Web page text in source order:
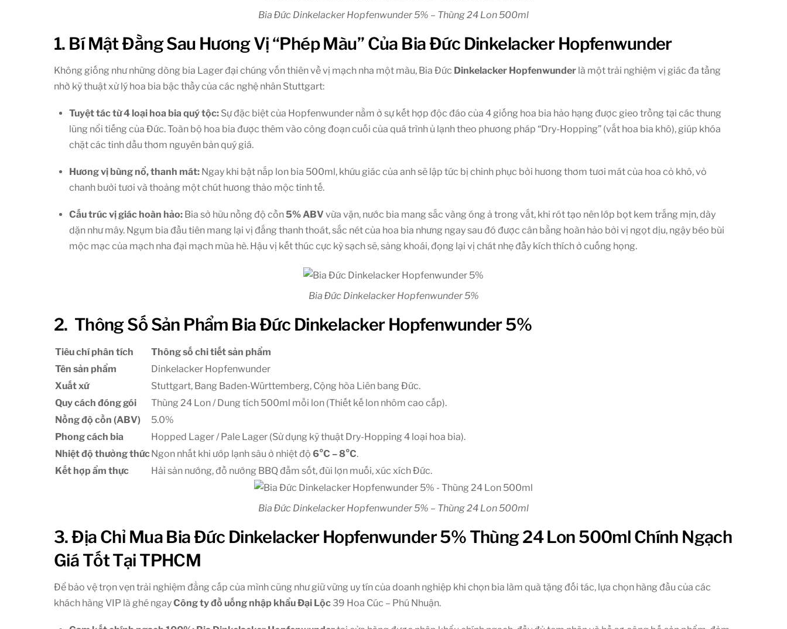
Bia Đức Dinkelacker Hopfenwunder 5% – Thùng 24 Lon 500ml
1. Bí Mật Đằng Sau Hương Vị “Phép Màu” Của Bia Đức Dinkelacker Hopfenwunder
Không giống như những dòng bia Lager đại chúng vốn thiên về vị mạch nha một màu, Bia Đức Dinkelacker Hopfenwunder là một trải nghiệm vị giác đa tầng
nhờ kỹ thuật xử lý hoa bia bậc thầy của các nghệ nhân Stuttgart:
Tuyệt tác từ 4 loại hoa bia quý tộc:Sự đặc biệt của Hopfenwunder nằm ở sự kết hợp độc đáo của 4 giống hoa bia hảo hạng được gieo trồng tại các thung
lũng nổi tiếng của Đức. Toàn bộ hoa bia được thêm vào công đoạn cuối của quá trình ủ lạnh theo phương pháp “Dry-Hopping” (vắt hoa bia khô), giúp khóa
chặt các tinh dầu thơm nguyên bản quý giá.
Hương vị bùng nổ, thanh mát:Ngay khi bật nắp lon bia 500ml, khứu giác của anh sẽ lập tức bị chinh phục bởi hương thơm tươi mát của hoa cỏ khô, vỏ
chanh bưởi tươi và thoảng một chút hương thảo mộc tinh tế.
Cấu trúc vị giác hoàn hảo:Bia sở hữu nồng độ cồn 5% ABV vừa vặn, nước bia mang sắc vàng óng ả trong vắt, khi rót tạo nên lớp bọt kem trắng mịn, dày
dặn như mây. Ngụm bia đầu tiên mang lại vị đắng thanh thoát, sắc nét của hoa bia nhưng ngay sau đó được cân bằng hoàn hảo bởi vị ngọt dịu, ngậy béo bùi
mộc mạc của mạch nha đại mạch mùa hè. Hậu vị kết thúc cực kỳ sạch sẽ, sảng khoái, đọng lại vị chát nhẹ đầy kích thích ở cuống họng.
Bia Đức Dinkelacker Hopfenwunder 5%
2. Thông Số Sản Phẩm Bia Đức Dinkelacker Hopfenwunder 5%
Tiêu chí phân tích
Thông số chi tiết sản phẩm
Tên sản phẩm
Dinkelacker Hopfenwunder
Xuất xứ
Stuttgart, Bang Baden-Württemberg, Cộng hòa Liên bang Đức.
Quy cách đóng gói
Thùng 24 Lon / Dung tích 500ml mỗi lon (Thiết kế lon nhôm cao cấp).
Nồng độ cồn (ABV)
5.0%
Phong cách bia
Hopped Lager / Pale Lager (Sử dụng kỹ thuật Dry-Hopping 4 loại hoa bia).
Nhiệt độ thưởng thức Ngon nhất khi ướp lạnh sâu ở nhiệt độ 6°C – 8°C.
Kết hợp ẩm thực
Hải sản nướng, đồ nướng BBQ đẫm sốt, đùi lợn muối, xúc xích Đức.
Bia Đức Dinkelacker Hopfenwunder 5% – Thùng 24 Lon 500ml
3. Địa Chỉ Mua Bia Đức Dinkelacker Hopfenwunder 5% Thùng 24 Lon 500ml Chính Ngạch
Giá Tốt Tại TPHCM
Để bảo vệ trọn vẹn trải nghiệm đẳng cấp của mình cũng như giữ vững uy tín của doanh nghiệp khi chọn bia làm quà tặng đối tác, lựa chọn hàng đầu của các
khách hàng VIP là ghé ngayCông tyđồ uống nhập khẩu Đại Lộc 39 Hoa Cúc – Phú Nhuận.